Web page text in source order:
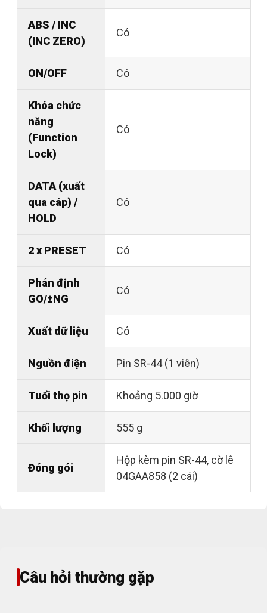
ABS / INC
(INC ZERO)
Có
ON/OFF Có
Khóa chức
năng
(Function
Lock)
Có
DATA (xuất
qua cáp) /
HOLD
Có
2 x PRESET Có
Phán định
GO/±NG
Có
Xuất dữ liệu Có
Nguồn điện Pin SR-44 (1 viên)
Tuổi thọ pin Khoảng 5.000 giờ
Khối lượng 555 g
Đóng gói
Hộp kèm pin SR-44, cờ lê
04GAA858 (2 cái)
Câu hỏi thường gặp